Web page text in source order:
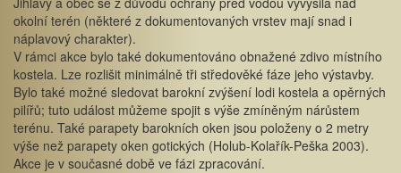
okolní terén (některé z dokumentovaných vrstev mají snad i
náplavový charakter).
V rámci akce bylo také dokumentováno obnažené zdivo místního
kostela. Lze rozlišit minimálně tři středověké fáze jeho výstavby.
Bylo také možné sledovat barokní zvýšení lodi kostela a opěrných
pilířů; tuto událost můžeme spojit s výše zmíněným nárůstem
terénu. Také parapety barokních oken jsou položeny o 2 metry
výše než parapety oken gotických (Holub-Kolařík-Peška 2003).
Akce je v současné době ve fázi zpracování.